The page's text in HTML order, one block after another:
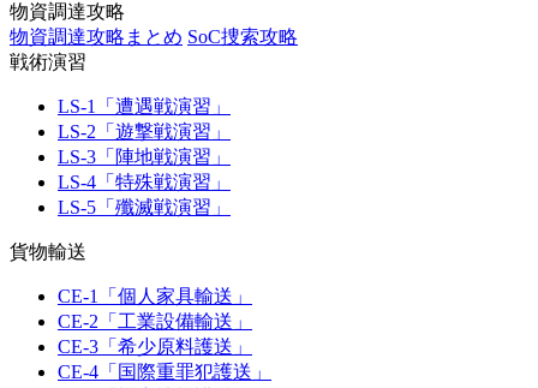
物資調達攻略
物資調達攻略まとめ SoC捜索攻略
戦術演習
LS-1「遭遇戦演習」
LS-2「遊撃戦演習」
LS-3「陣地戦演習」
LS-4「特殊戦演習」
LS-5「殲滅戦演習」
貨物輸送
CE-1「個人家具輸送」
CE-2「工業設備輸送」
CE-3「希少原料護送」
CE-4「国際重罪犯護送」